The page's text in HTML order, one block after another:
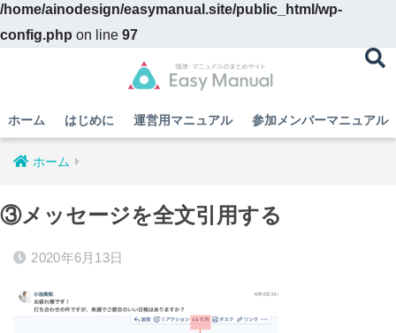
/home/ainodesign/easymanual.site/public_html/wp-
config.php on line 97
ホーム はじめに 運営用マニュアル 参加メンバーマニュアル
ホーム
③メッセージを全文引用する
2020年6月13日